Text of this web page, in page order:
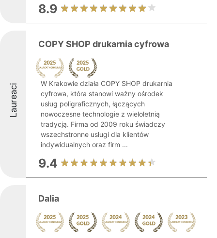
8.9
Laureaci
COPY SHOP drukarnia cyfrowa
W Krakowie działa COPY SHOP drukarnia
cyfrowa, która stanowi ważny ośrodek
usług poligraficznych, łączących
nowoczesne technologie z wieloletnią
tradycją. Firma od 2009 roku świadczy
wszechstronne usługi dla klientów
indywidualnych oraz firm ...
9.4
Dalia